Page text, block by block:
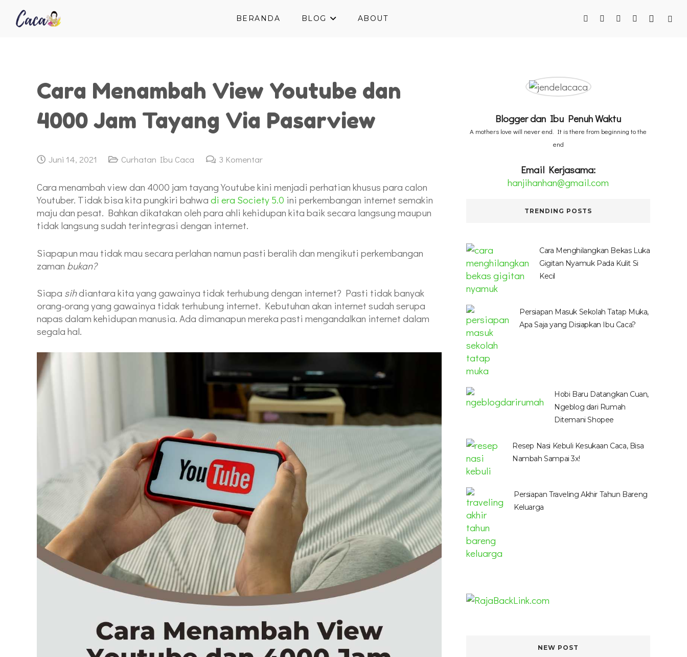
BERANDA BLOG ABOUT
Cara Menambah View Youtube dan
4000 Jam Tayang Via Pasarview
Juni 14, 2021 Curhatan Ibu Caca 3 Komentar
Cara menambah view dan 4000 jam tayang Youtube kini menjadi perhatian khusus para calon
Youtuber. Tidak bisa kita pungkiri bahwa di era Society 5.0 ini perkembangan internet semakin
maju dan pesat. Bahkan dikatakan oleh para ahli kehidupan kita baik secara langsung maupun
tidak langsung sudah terintegrasi dengan internet.
Siapapun mau tidak mau secara perlahan namun pasti beralih dan mengikuti perkembangan
zaman bukan?
Siapa sihdiantara kita yang gawainya tidak terhubung dengan internet? Pasti tidak banyak
orang-orang yang gawainya tidak terhubung internet. Kebutuhan akan internet sudah serupa
napas dalam kehidupan manusia. Ada dimanapun mereka pasti mengandalkan internet dalam
segala hal.
Blogger dan Ibu Penuh Waktu
A mothers love will never end. It is there from beginning to the
end
Email Kerjasama:
hanjihanhan@gmail.com
TRENDING POSTS
Cara Menghilangkan Bekas Luka
Gigitan Nyamuk Pada Kulit Si
Kecil
Persiapan Masuk Sekolah Tatap Muka,
Apa Saja yang Disiapkan Ibu Caca?
Hobi Baru Datangkan Cuan,
Ngeblog dari Rumah
Ditemani Shopee
Resep Nasi Kebuli Kesukaan Caca, Bisa
Nambah Sampai 3x!
Persiapan Traveling Akhir Tahun Bareng
Keluarga
NEW POST